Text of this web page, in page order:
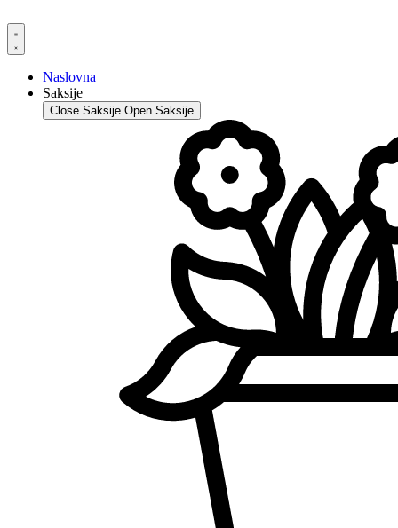
to
content
Naslovna
Saksije
Close Saksije Open Saksije